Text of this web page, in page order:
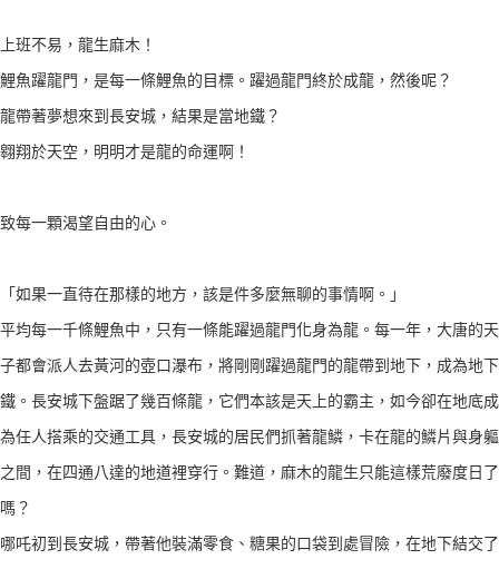
上班不易，龍生麻木！
鯉魚躍龍門，是每一條鯉魚的目標。躍過龍門終於成龍，然後呢？
龍帶著夢想來到長安城，結果是當地鐵？
翱翔於天空，明明才是龍的命運啊！
致每一顆渴望自由的心。
「如果一直待在那樣的地方，該是件多麼無聊的事情啊。」
平均每一千條鯉魚中，只有一條能躍過龍門化身為龍。每一年，大唐的天
子都會派人去黃河的壺口瀑布，將剛剛躍過龍門的龍帶到地下，成為地下
鐵。長安城下盤踞了幾百條龍，它們本該是天上的霸主，如今卻在地底成
為任人搭乘的交通工具，長安城的居民們抓著龍鱗，卡在龍的鱗片與身軀
之間，在四通八達的地道裡穿行。難道，麻木的龍生只能這樣荒廢度日了
嗎？
哪吒初到長安城，帶著他裝滿零食、糖果的口袋到處冒險，在地下結交了